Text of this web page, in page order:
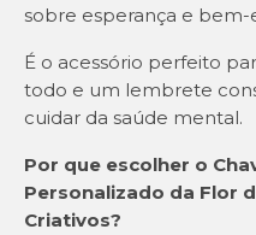
sobre esperança e bem-
É o acessório perfeito
todo e um lembrete
cuidar da saúde mental.
Por que escolher o
Personalizado da Flor
Criativos?